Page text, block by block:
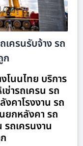
เครนรับจ้าง รถ
ก
โนนไทย บริการ
ช่ารถเครน รถ
งคาโรงงาน รถ
ยกหลังคา รถ
รถเครนงาน